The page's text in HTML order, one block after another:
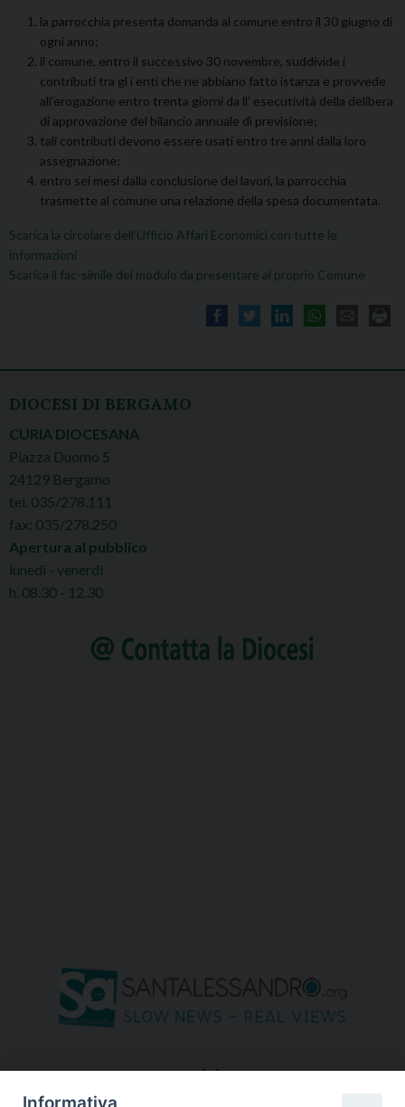
la parrocchia presenta domanda al comune entro il 30 giugno di
ogni anno;
il comune, entro il successivo 30 novembre, suddivide i
contributi tra gl i enti che ne abbiano fatto istanza e provvede
all’erogazione entro trenta giorni da ll’ esecutività della delibera
di approvazione del bilancio annuale dì previsione;
tali contributi devono essere usati entro tre anni dalla loro
assegnazione;
entro sei mesi dalla conclusione dei lavori, la parrocchia
trasmette al comune una relazione della spesa documentata.
Scarica la circolare dell’Ufficio Affari Economici con tutte le
informazioni
Scarica il fac-simile del modulo da presentare al proprio Comune
DIOCESI DI BERGAMO
CURIA DIOCESANA
Piazza Duomo 5
24129 Bergamo
tel. 035/278.111
fax: 035/278.250
Apertura al pubblico
lunedì - venerdì
h. 08.30 - 12.30
seguici su